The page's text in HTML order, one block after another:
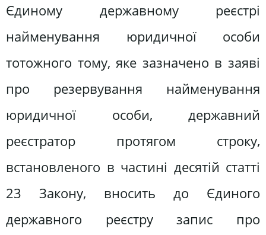
Єдиному державному реєстрі
найменування юридичної особи
тотожного тому, яке зазначено в заяві
про резервування найменування
юридичної особи, державний
реєстратор протягом строку,
встановленого в частині десятій статті
23 Закону, вносить до Єдиного
державного реєстру запис про